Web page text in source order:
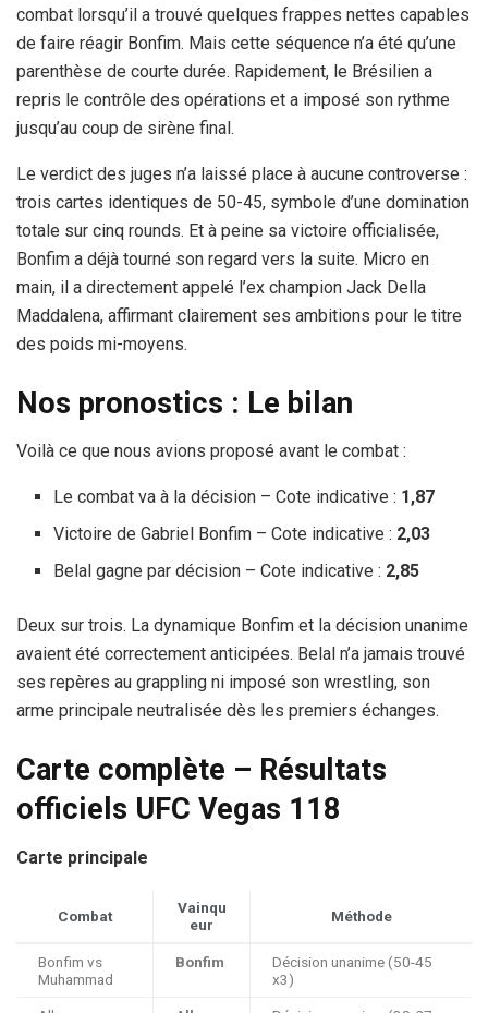
combat lorsqu’il a trouvé quelques frappes nettes capables
de faire réagir Bonfim. Mais cette séquence n’a été qu’une
parenthèse de courte durée. Rapidement, le Brésilien a
repris le contrôle des opérations et a imposé son rythme
jusqu’au coup de sirène final.
Le verdict des juges n’a laissé place à aucune controverse :
trois cartes identiques de 50-45, symbole d’une domination
totale sur cinq rounds. Et à peine sa victoire officialisée,
Bonfim a déjà tourné son regard vers la suite. Micro en
main, il a directement appelé l’ex champion Jack Della
Maddalena, affirmant clairement ses ambitions pour le titre
des poids mi-moyens.
Nos pronostics : Le bilan
Voilà ce que nous avions proposé avant le combat :
Le combat va à la décision – Cote indicative : 1,87
Victoire de Gabriel Bonfim – Cote indicative : 2,03
Belal gagne par décision – Cote indicative : 2,85
Deux sur trois. La dynamique Bonfim et la décision unanime
avaient été correctement anticipées. Belal n’a jamais trouvé
ses repères au grappling ni imposé son wrestling, son
arme principale neutralisée dès les premiers échanges.
Carte complète – Résultats
officiels UFC Vegas 118
Carte principale
Combat
Vainqu
eur
Méthode
Bonfim vs
Muhammad
Bonfim
Décision unanime (50-45
x3)